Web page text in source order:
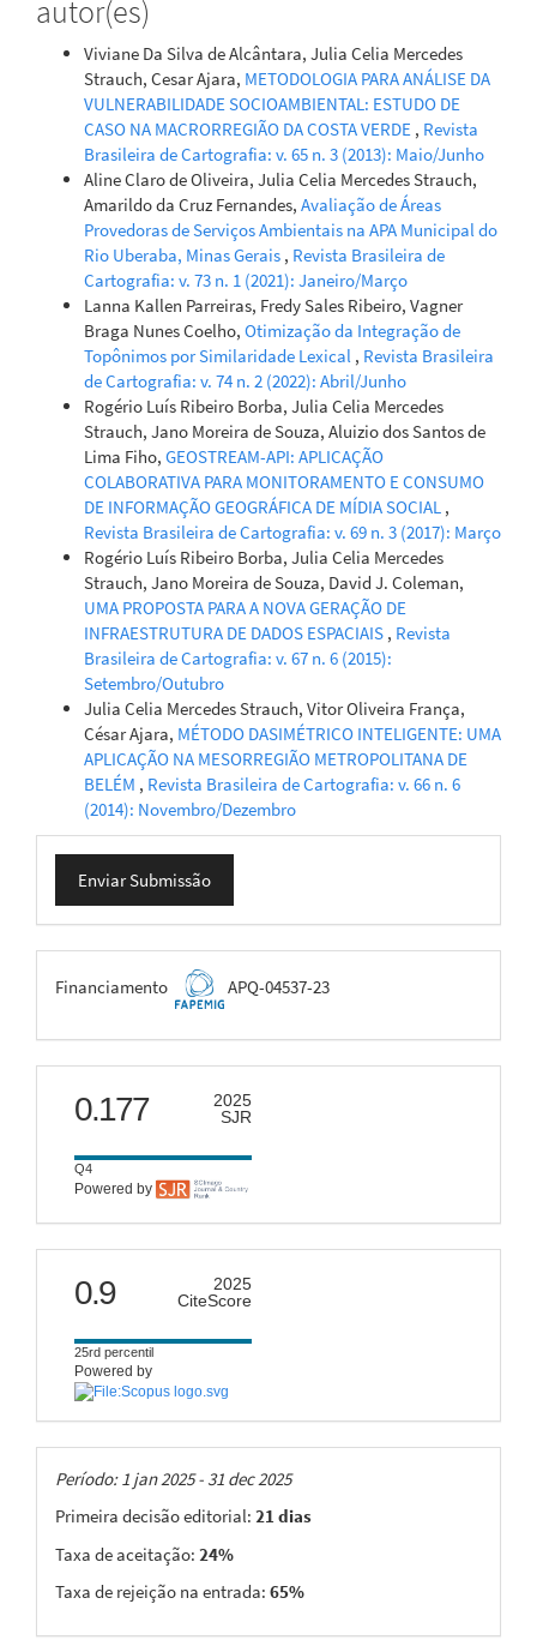
autor(es)
Viviane Da Silva de Alcântara, Julia Celia Mercedes
Strauch, Cesar Ajara, METODOLOGIA PARA ANÁLISE DA
VULNERABILIDADE SOCIOAMBIENTAL: ESTUDO DE
CASO NA MACRORREGIÃO DA COSTA VERDE , Revista
Brasileira de Cartografia: v. 65 n. 3 (2013): Maio/Junho
Aline Claro de Oliveira, Julia Celia Mercedes Strauch,
Amarildo da Cruz Fernandes, Avaliação de Áreas
Provedoras de Serviços Ambientais na APA Municipal do
Rio Uberaba, Minas Gerais , Revista Brasileira de
Cartografia: v. 73 n. 1 (2021): Janeiro/Março
Lanna Kallen Parreiras, Fredy Sales Ribeiro, Vagner
Braga Nunes Coelho, Otimização da Integração de
Topônimos por Similaridade Lexical , Revista Brasileira
de Cartografia: v. 74 n. 2 (2022): Abril/Junho
Rogério Luís Ribeiro Borba, Julia Celia Mercedes
Strauch, Jano Moreira de Souza, Aluizio dos Santos de
Lima Fiho, GEOSTREAM-API: APLICAÇÃO
COLABORATIVA PARA MONITORAMENTO E CONSUMO
DE INFORMAÇÃO GEOGRÁFICA DE MÍDIA SOCIAL ,
Revista Brasileira de Cartografia: v. 69 n. 3 (2017): Março
Rogério Luís Ribeiro Borba, Julia Celia Mercedes
Strauch, Jano Moreira de Souza, David J. Coleman,
UMA PROPOSTA PARA A NOVA GERAÇÃO DE
INFRAESTRUTURA DE DADOS ESPACIAIS , Revista
Brasileira de Cartografia: v. 67 n. 6 (2015):
Setembro/Outubro
Julia Celia Mercedes Strauch, Vitor Oliveira França,
César Ajara, MÉTODO DASIMÉTRICO INTELIGENTE: UMA
APLICAÇÃO NA MESORREGIÃO METROPOLITANA DE
BELÉM , Revista Brasileira de Cartografia: v. 66 n. 6
(2014): Novembro/Dezembro
Enviar
Submissão
Enviar Submissão
FAPEMIG
Financiamento APQ-04537-23
scimago
0.177
2025
SJR
Q4
Powered by
citescore
0.9
2025
CiteScore
25rd percentil
Powered by
Taxas
Período: 1 jan 2025 - 31 dec 2025
Primeira decisão editorial: 21 dias
Taxa de aceitação: 24%
Taxa de rejeição na entrada: 65%